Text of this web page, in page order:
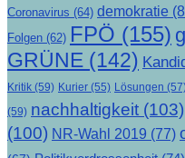
Coronavirus (64) demokratie
Folgen (62) FPÖ (155)
GRÜNE (142)
Kritik (59) Kurier (55) Lösungen
(59) nachhaltigkeit (103)
(100) NR-Wahl 2019 (77)